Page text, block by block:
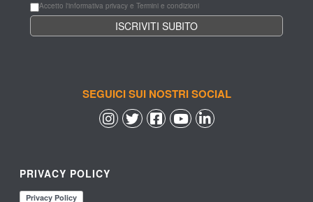
Accetto l'informativa privacy e Termini e condizioni
SEGUICI SUI NOSTRI SOCIAL
PRIVACY POLICY